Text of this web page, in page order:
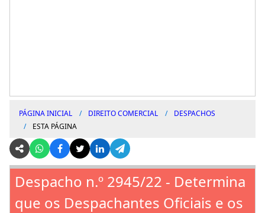
PÁGINA INICIAL DIREITO COMERCIAL
DESPACHOS
ESTA PÁGINA
Despacho n.º 2945/22 - Determina
que os Despachantes Oficiais e os